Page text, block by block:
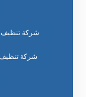
شركة تنظيف
شركة